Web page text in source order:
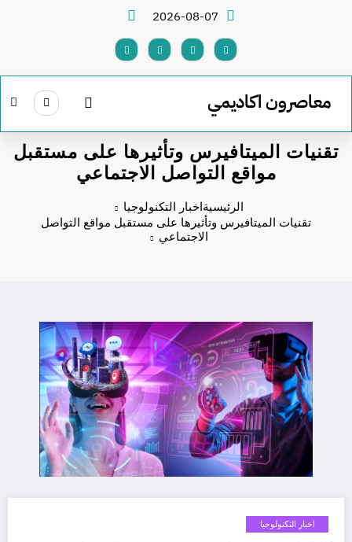
2026-08-07
معاصرون اكاديمي
تقنيات الميتافيرس وتأثيرها على مستقبل
مواقع التواصل الاجتماعي
الرئيسية اخبار التكنولوجيا
تقنيات الميتافيرس وتأثيرها على مستقبل مواقع التواصل
الاجتماعي
اخبار التكنولوجيا